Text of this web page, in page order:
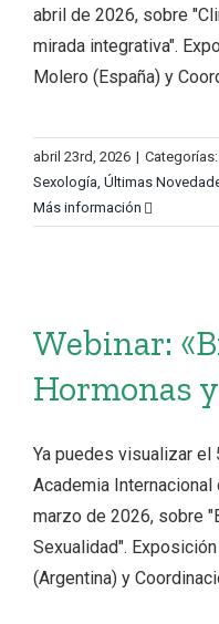
abril de 2026, sobre
mirada integrativa".
Molero (España) y
abril 23rd, 2026 | Categorías:
Sexología, Últimas
Más información
Webinar:
Hormonas
Ya puedes visualizar el
Academia
marzo de 2026, sobre
Sexualidad".
(Argentina) y